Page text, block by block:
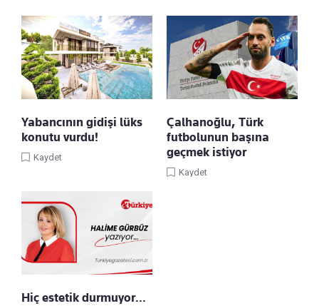
Yabancının gidişi lüks
konutu vurdu!
Kaydet
Çalhanoğlu, Türk
futbolunun başına
geçmek istiyor
Kaydet
Hiç estetik durmuyor…